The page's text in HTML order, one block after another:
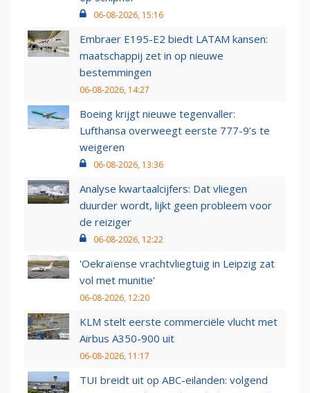
06-08-2026, 15:16
Embraer E195-E2 biedt LATAM kansen:
maatschappij zet in op nieuwe
bestemmingen
06-08-2026, 14:27
Boeing krijgt nieuwe tegenvaller:
Lufthansa overweegt eerste 777-9’s te
weigeren
06-08-2026, 13:36
Analyse kwartaalcijfers: Dat vliegen
duurder wordt, lijkt geen probleem voor
de reiziger
06-08-2026, 12:22
'Oekraïense vrachtvliegtuig in Leipzig zat
vol met munitie'
06-08-2026, 12:20
KLM stelt eerste commerciële vlucht met
Airbus A350-900 uit
06-08-2026, 11:17
TUI breidt uit op ABC-eilanden: volgend